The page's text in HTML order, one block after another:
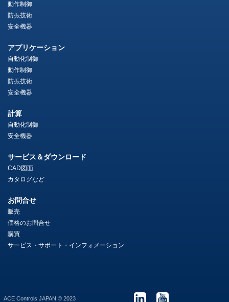
動作制御
防振技術
安全機器
アプリケーション
自動化制御
動作制御
防振技術
安全機器
計算
自動化制御
安全機器
サービス＆ダウンロード
CAD図面
カタログなど
お問合せ
販売
価格のお問合せ
購買
サービス・サポート・インフォメーション
ACE Controls JAPAN © 2023